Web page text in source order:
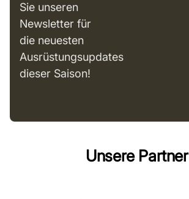
Sie unseren
Newsletter für
die neuesten
Ausrüstungsupdates
dieser Saison!
Unsere Partner